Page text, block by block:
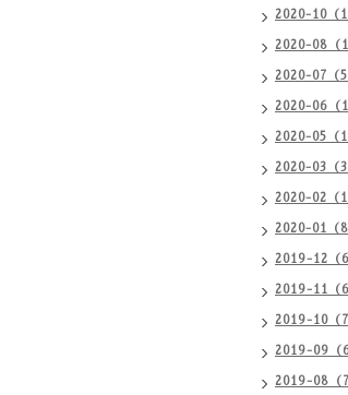
2020-10（1
2020-08（1
2020-07（5
2020-06（1
2020-05（1
2020-03（3
2020-02（1
2020-01（8
2019-12（6
2019-11（6
2019-10（7
2019-09（6
2019-08（7